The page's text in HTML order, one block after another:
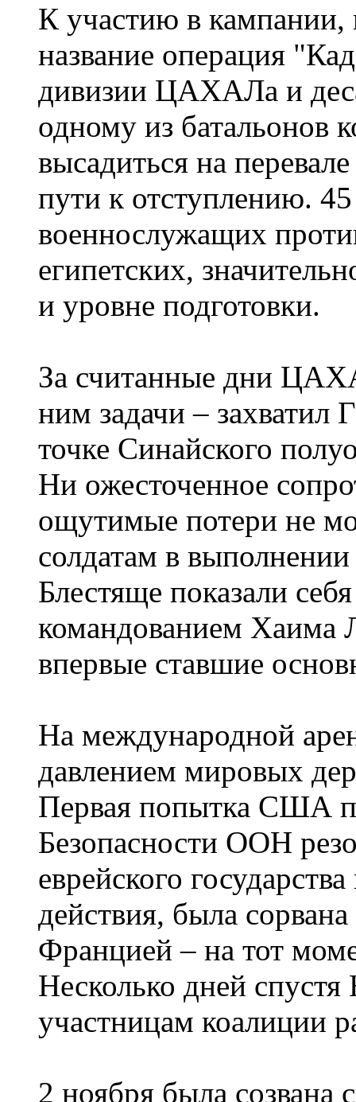
К участию в
название операция
дивизии ЦАХАЛа и
одному из батальонов
высадиться на
пути к отступлению.
военнослужащих
египетских,
и уровне подготовки.
За считанные дни
ним задачи –
точке Синайского
Ни ожесточенное
ощутимые потери не
солдатам в
Блестяще показали
командованием Хаима
впервые ставшие
На международной
давлением мировых
Первая попытка США
Безопасности ООН
еврейского
действия, была
Францией – на тот
Несколько дней
участницам коалиции
2 ноября была созвана